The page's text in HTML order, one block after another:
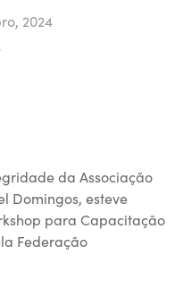
2024
da Associação
Domingos, esteve
para Capacitação
Federação